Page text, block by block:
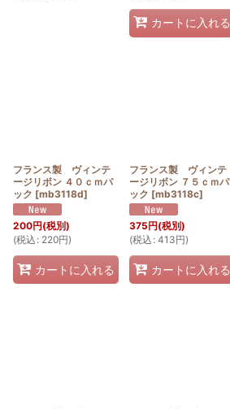
カートに入れる
フランス製 ヴィンテ
ージリボン ４０ｃｍパ
ック [mb3118d]
200円(税別)
(税込 : 220円)
カートに入れる
フランス製 ヴィンテ
ージリボン ７５ｃｍパ
ック [mb3118c]
375円(税別)
(税込 : 413円)
カートに入れる